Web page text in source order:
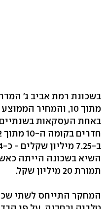
השיא בשכונה הייתה
תמורת 20 מיליון שקל.
המחקר התייחס לשתי